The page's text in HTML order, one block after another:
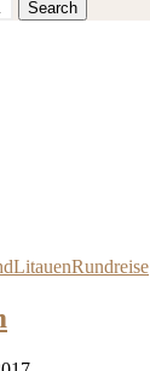
Search
LitauenRundreise